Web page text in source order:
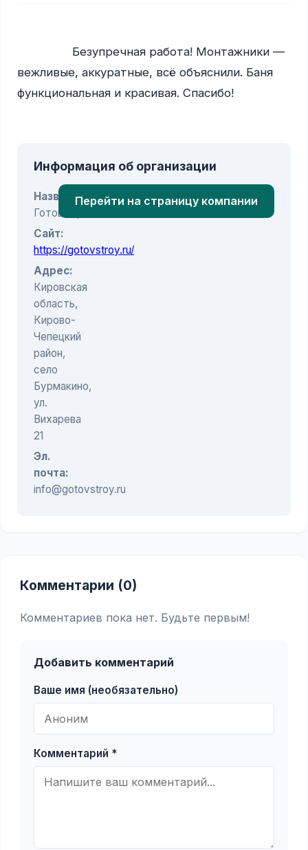
вежливые, аккуратные, всё объяснили. Баня
функциональная и красивая. Спасибо!
Информация об организации
Название:
ГотовСтрой
Сайт:
https://gotovstroy.ru/
Адрес:
Кировская
область,
Кирово-
Чепецкий
район,
село
Бурмакино,
ул.
Вихарева
21
Эл.
почта:
info@gotovstroy.ru
Перейти на страницу компании
Комментарии (0)
Комментариев пока нет. Будьте первым!
Добавить комментарий
Ваше имя (необязательно)
Комментарий *